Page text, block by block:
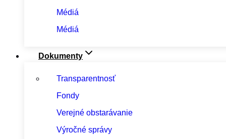
Médiá
Médiá
Dokumenty
Transparentnosť
Fondy
Verejné obstarávanie
Výročné správy